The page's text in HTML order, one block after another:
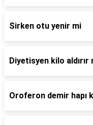
Sirken otu yenir mi
Diyetisyen kilo aldırır
Oroferon demir hapı